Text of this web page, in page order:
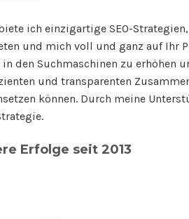
ich einzigartige SEO-
und mich voll und ganz auf Ihr
den Suchmaschinen zu
und transparenten
können. Durch meine
Erfolge seit 2013